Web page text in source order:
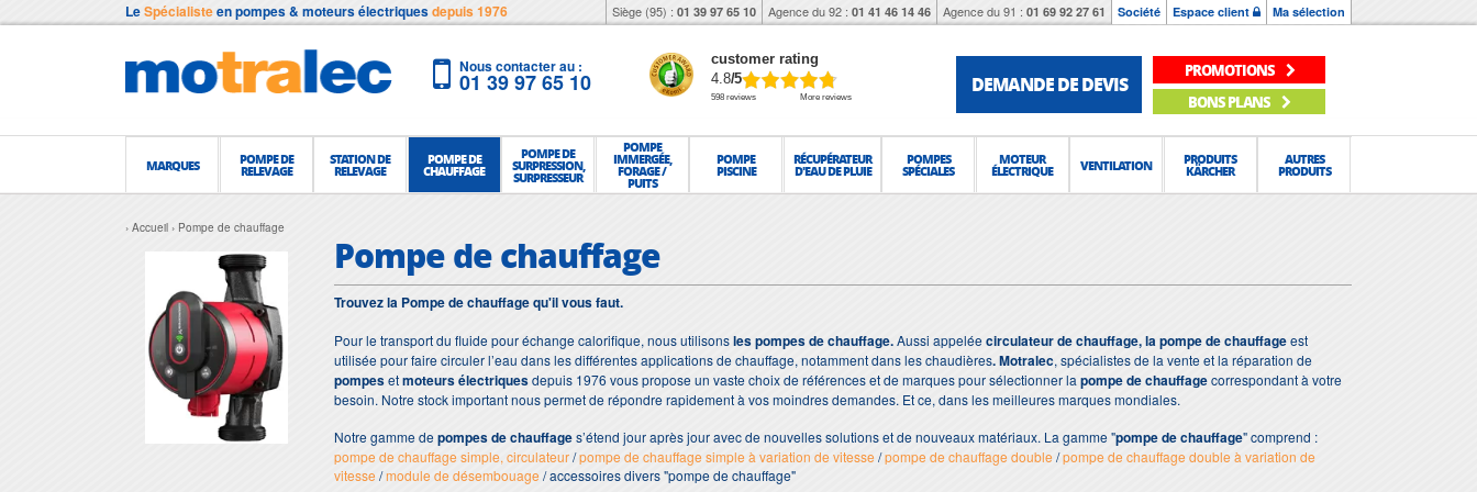
LeSpécialisteen pompes & moteurs électriquesdepuis 1976 Siège (95) : 01 39 97 65 10 Agence du 92 : 01 41 46 14 46 Agence du 91 : 01 69 92 27 61 Société Espace client Ma sélection
Nous contacter au :
01 39 97 65 10
customer rating
4.8/5
598 reviews More reviews
DEMANDE DE DEVIS
PROMOTIONS
BONS PLANS
MARQUES POMPE DE
RELEVAGE
STATION DE
RELEVAGE
POMPE DE
CHAUFFAGE
POMPE DE
SURPRESSION,
SURPRESSEUR
POMPE
IMMERGÉE,
FORAGE /
PUITS
POMPE
PISCINE
RÉCUPÉRATEUR
D'EAU DE PLUIE
POMPES
SPÉCIALES
MOTEUR
ÉLECTRIQUE VENTILATION PRODUITS
KÄRCHER
AUTRES
PRODUITS
Accueil Pompe de chauffage
Pompe de chauffage
Trouvez la Pompe de chauffage qu'il vous faut.
Pour le transport du fluide pour échange calorifique, nous utilisonsles pompes de chauffage.Aussi appeléecirculateur de chauffage, la pompe de chauffageest
utilisée pour faire circuler l’eau dans les différentes applications de chauffage, notamment dans les chaudières.Motralec, spécialistes de la vente et la réparation de
pompesetmoteurs électriquesdepuis 1976 vous propose un vaste choix de références et de marques pour sélectionner la pompe de chauffagecorrespondant à votre
besoin. Notre stock important nous permet de répondre rapidement à vos moindres demandes. Et ce, dans les meilleures marques mondiales.
Notre gamme depompes de chauffages’étend jour après jour avec de nouvelles solutions et de nouveaux matériaux. La gamme "pompe de chauffage" comprend :
pompe de chauffage simple, circulateur/pompe de chauffage simple à variation de vitesse /pompe de chauffage double /pompe de chauffage double à variation de
vitesse /module de désembouage / accessoires divers "pompe de chauffage"